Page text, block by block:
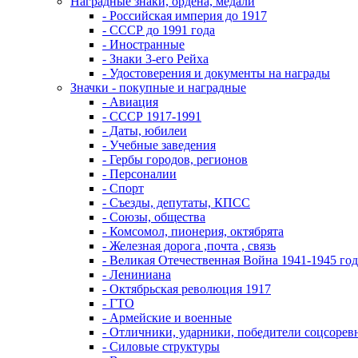
- Российская империя до 1917
- СССР до 1991 года
- Иностранные
- Знаки 3-его Рейха
- Удостоверения и документы на награды
Значки - покупные и наградные
- Авиация
- СССР 1917-1991
- Даты, юбилеи
- Учебные заведения
- Гербы городов, регионов
- Персоналии
- Спорт
- Съезды, депутаты, КПСС
- Союзы, общества
- Комсомол, пионерия, октябрята
- Железная дорога ,почта , связь
- Великая Отечественная Война 1941-1945
- Лениниана
- Октябрьская революция 1917
- ГТО
- Армейские и военные
- Отличники, ударники, победители
- Силовые структуры